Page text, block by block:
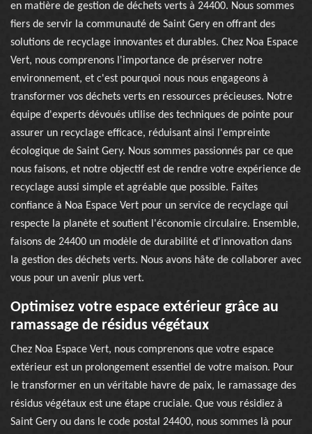
en matière de gestion de déchets verts à 24400. Nous sommes
fiers de servir la communauté de Saint Gery en offrant des
solutions de recyclage innovantes et durables. Chez Noa Espace
Vert, nous comprenons l'importance de préserver notre
environnement, et c'est pourquoi nous nous engageons à
transformer vos déchets verts en ressources précieuses. Notre
équipe d'experts dévoués utilise des techniques de pointe pour
assurer un recyclage efficace, réduisant ainsi l'empreinte
écologique de Saint Gery. Nous sommes passionnés par ce que
nous faisons, et notre objectif est de rendre votre expérience de
recyclage aussi simple et agréable que possible. Faites
confiance à Noa Espace Vert pour un service de recyclage qui
respecte la planète et soutient l'économie circulaire. Ensemble,
faisons de 24400 un modèle de durabilité et d'innovation dans
la gestion des déchets verts. Nous avons hâte de collaborer avec
vous pour un avenir plus vert.
Optimisez votre espace extérieur grâce au
ramassage de résidus végétaux
Chez Noa Espace Vert, nous comprenons que votre espace
extérieur est un prolongement essentiel de votre maison. Pour
le transformer en un véritable havre de paix, le ramassage des
résidus végétaux est une étape cruciale. Que vous résidiez à
Saint Gery ou dans le code postal 24400, nous sommes là pour